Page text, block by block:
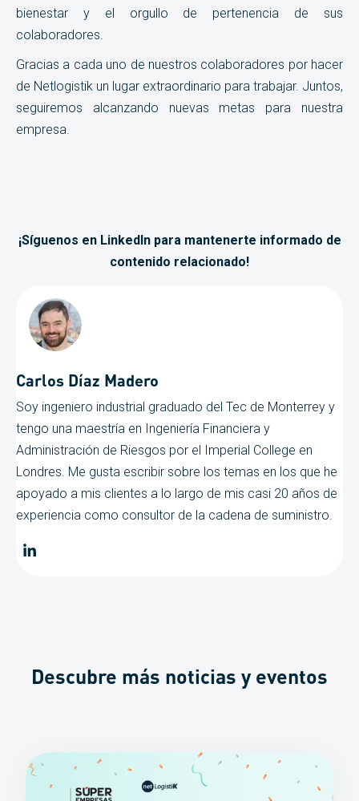
bienestar y el orgullo de pertenencia de sus
colaboradores.
Gracias a cada uno de nuestros colaboradores por hacer
de Netlogistik un lugar extraordinario para trabajar. Juntos,
seguiremos alcanzando nuevas metas para nuestra
empresa.
¡Síguenos en LinkedIn para mantenerte informado de
contenido relacionado!
Carlos Díaz Madero
Soy ingeniero industrial graduado del Tec de Monterrey y
tengo una maestría en Ingeniería Financiera y
Administración de Riesgos por el Imperial College en
Londres. Me gusta escribir sobre los temas en los que he
apoyado a mis clientes a lo largo de mis casi 20 años de
experiencia como consultor de la cadena de suministro.
Descubre más noticias y eventos